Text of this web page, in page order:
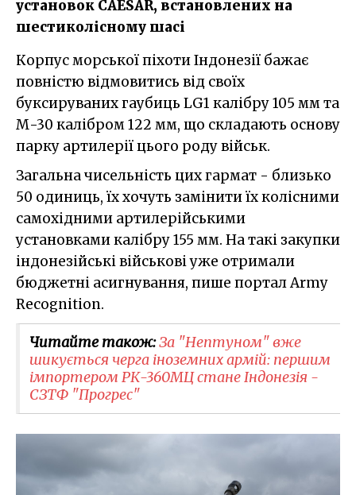
установок CAESAR, встановлених на
шестиколісному шасі
Корпус морської піхоти Індонезії бажає
повністю відмовитись від своїх
буксируваних гаубиць LG1 калібру 105 мм та
М-30 калібром 122 мм, що складають основу
парку артилерії цього роду військ.
Загальна чисельність цих гармат - близько
50 одиниць, їх хочуть замінити їх колісними
самохідними артилерійськими
установками калібру 155 мм. На такі закупки
індонезійські військові уже отримали
бюджетні асигнування, пише портал Army
Recognition.
Читайте також:За "Нептуном" вже
шикується черга іноземних армій: першим
імпортером РК-360МЦ стане Індонезія -
СЗТФ "Прогрес"